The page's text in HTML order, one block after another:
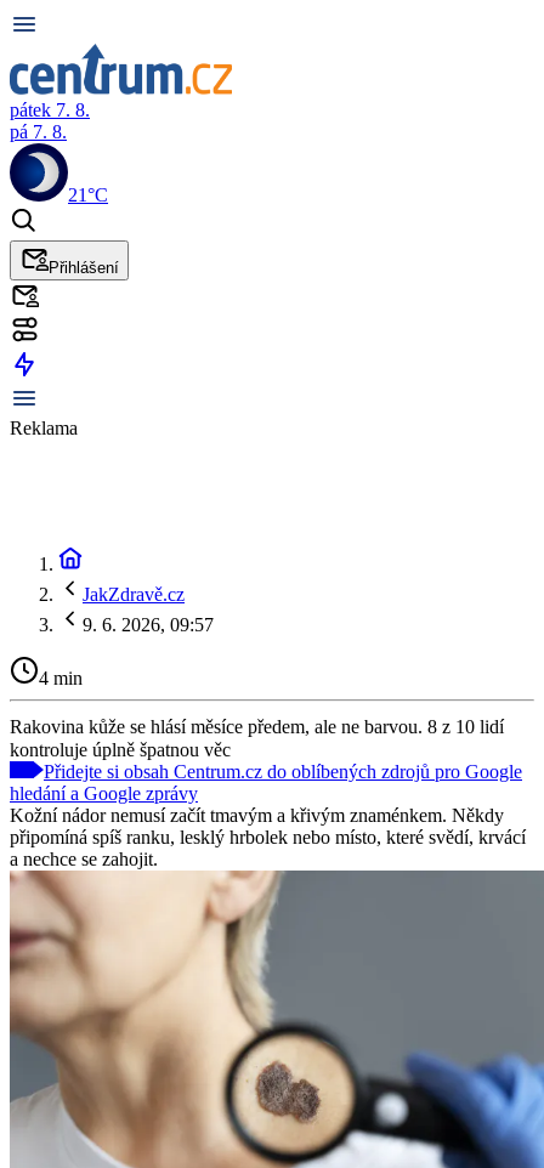
pátek 7. 8.
pá 7. 8.
21°C
Přihlášení
Reklama
JakZdravě.cz
9. 6. 2026, 09:57
4 min
Rakovina kůže se hlásí měsíce předem, ale ne barvou. 8 z 10 lidí
kontroluje úplně špatnou věc
Přidejte si obsah Centrum.cz do oblíbených zdrojů pro Google
hledání a Google zprávy
Kožní nádor nemusí začít tmavým a křivým znaménkem. Někdy
připomíná spíš ranku, lesklý hrbolek nebo místo, které svědí, krvácí
a nechce se zahojit.